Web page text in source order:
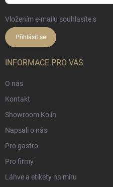
Vložením e-mailu souhlasíte s
Přihlásit se
INFORMACE PRO VÁS
O nás
Kontakt
Showroom Kolín
Napsali o nás
Pro gastro
Pro firmy
Láhve a etikety na míru